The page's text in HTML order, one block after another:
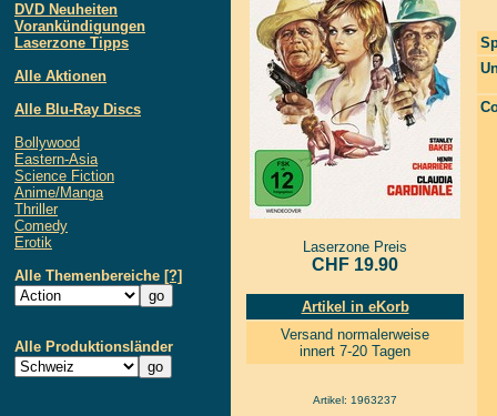
DVD Neuheiten
Vorankündigungen
Laserzone Tipps
Alle Aktionen
Alle Blu-Ray Discs
Bollywood
Eastern-Asia
Science Fiction
Anime/Manga
Thriller
Comedy
Erotik
Alle Themenbereiche [?]
Alle Produktionsländer
Laserzone Preis
CHF 19.90
Artikel in eKorb
Versand normalerweise
innert 7-20 Tagen
Artikel: 1963237